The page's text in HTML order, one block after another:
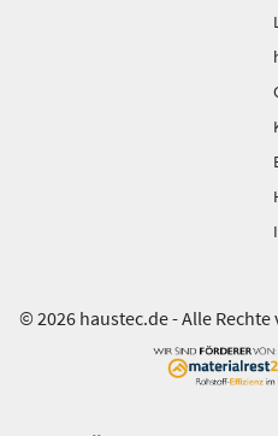
© 2026 haustec.de - Alle